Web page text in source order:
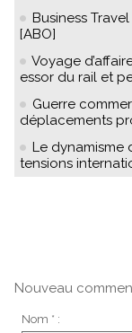
Business
[ABO]
Voyage
essor du rail et
Guerre
déplacements
Le dynamisme
tensions
Nouveau
Nom * :